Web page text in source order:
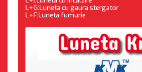
L+G:Luneta cu gaura stergator
L+F:Luneta fumurie